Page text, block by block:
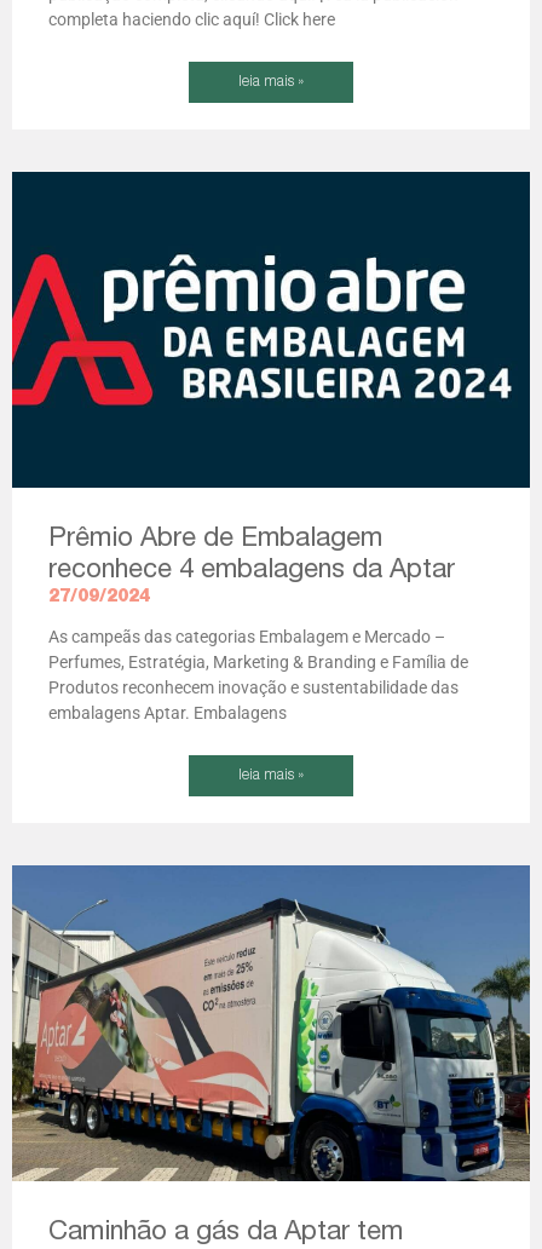
completa haciendo clic aquí! Click here
leia mais »
Prêmio Abre de Embalagem
reconhece 4 embalagens da Aptar
27/09/2024
As campeãs das categorias Embalagem e Mercado –
Perfumes, Estratégia, Marketing & Branding e Família de
Produtos reconhecem inovação e sustentabilidade das
embalagens Aptar. Embalagens
leia mais »
Caminhão a gás da Aptar tem